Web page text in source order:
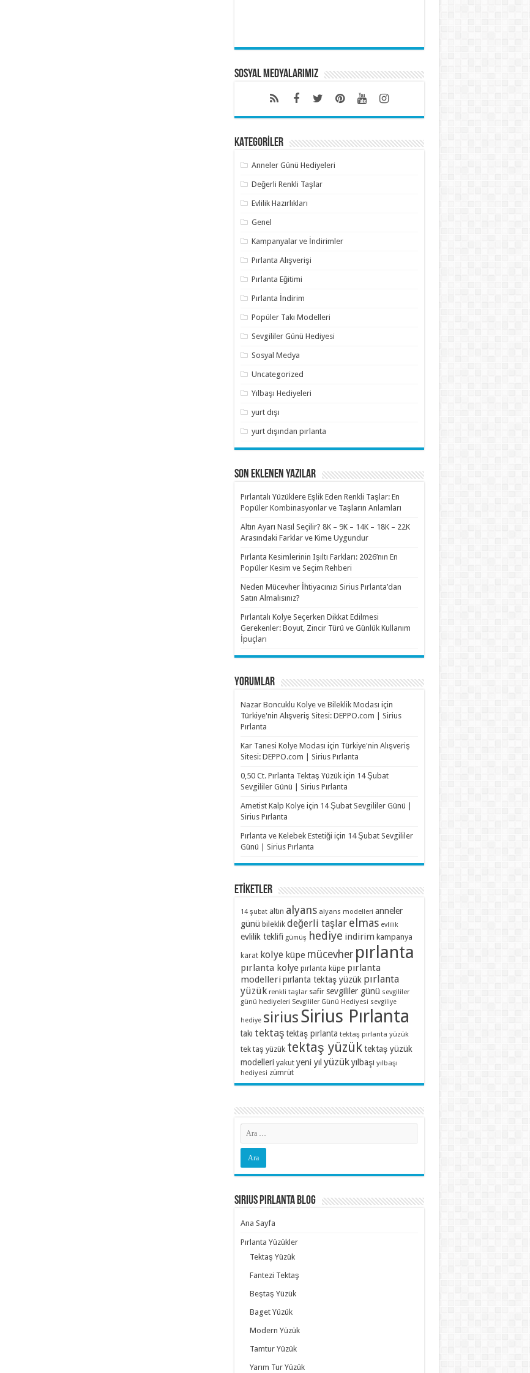
Sosyal Medyalarımız
KATEGORİLER
Anneler Günü Hediyeleri
Değerli Renkli Taşlar
Evlilik Hazırlıkları
Genel
Kampanyalar ve İndirimler
Pırlanta Alışverişi
Pırlanta Eğitimi
Pırlanta İndirim
Popüler Takı Modelleri
Sevgililer Günü Hediyesi
Sosyal Medya
Uncategorized
Yılbaşı Hediyeleri
yurt dışı
yurt dışından pırlanta
SON EKLENEN YAZILAR
Pırlantalı Yüzüklere Eşlik Eden Renkli Taşlar: En
Popüler Kombinasyonlar ve Taşların Anlamları
Altın Ayarı Nasıl Seçilir? 8K – 9K – 14K – 18K – 22K
Arasındaki Farklar ve Kime Uygundur
Pırlanta Kesimlerinin Işıltı Farkları: 2026’nın En
Popüler Kesim ve Seçim Rehberi
Neden Mücevher İhtiyacınızı Sirius Pırlanta’dan
Satın Almalısınız?
Pırlantalı Kolye Seçerken Dikkat Edilmesi
Gerekenler: Boyut, Zincir Türü ve Günlük Kullanım
İpuçları
YORUMLAR
Nazar Boncuklu Kolye ve Bileklik Modası için
Türkiye'nin Alışveriş Sitesi: DEPPO.com | Sirius
Pırlanta
Kar Tanesi Kolye Modası için Türkiye'nin Alışveriş
Sitesi: DEPPO.com | Sirius Pırlanta
0,50 Ct. Pırlanta Tektaş Yüzükiçin 14 Şubat
Sevgililer Günü | Sirius Pırlanta
Ametist Kalp Kolyeiçin 14 Şubat Sevgililer Günü |
Sirius Pırlanta
Pırlanta ve Kelebek Estetiği için 14 Şubat Sevgililer
Günü | Sirius Pırlanta
ETİKETLER
14 şubat altın alyans alyans modelleri anneler
günü bileklik değerli taşlar elmas evlilik
evlilik teklifi gümüş hediye indirim kampanya
karat kolye küpe mücevher pırlanta
pırlanta kolye pırlanta küpe pırlanta
modelleri pırlanta tektaş yüzük pırlanta
yüzük renkli taşlar safir sevgililer günü sevgililer
günü hediyeleri Sevgililer Günü Hediyesi sevgiliye
hediye siriusSirius Pırlanta
takı tektaş tektaş pırlanta tektaş pırlanta yüzük
tek taş yüzük tektaş yüzük tektaş yüzük
modelleri yakut yeni yıl yüzük yılbaşı yılbaşı
hediyesi zümrüt
Sirius Pırlanta Blog
Ana Sayfa
Pırlanta Yüzükler
Tektaş Yüzük
Fantezi Tektaş
Beştaş Yüzük
Baget Yüzük
Modern Yüzük
Tamtur Yüzük
Yarım Tur Yüzük